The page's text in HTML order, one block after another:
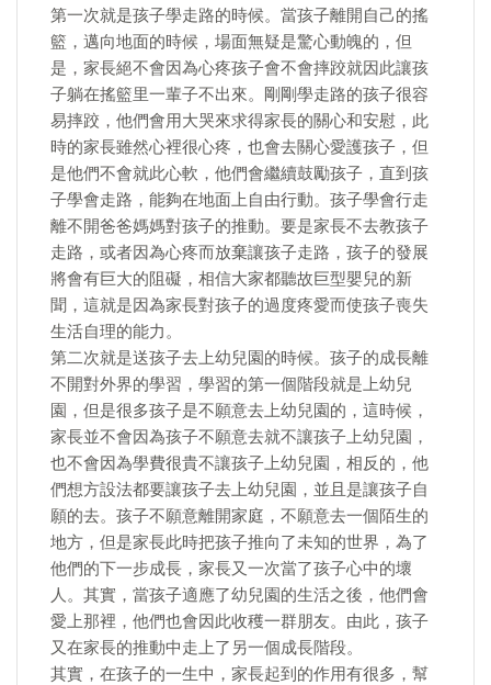
第一次就是孩子學走路的時候。當孩子離開自己的搖
籃，邁向地面的時候，場面無疑是驚心動魄的，但
是，家長絕不會因為心疼孩子會不會摔跤就因此讓孩
子躺在搖籃里一輩子不出來。剛剛學走路的孩子很容
易摔跤，他們會用大哭來求得家長的關心和安慰，此
時的家長雖然心裡很心疼，也會去關心愛護孩子，但
是他們不會就此心軟，他們會繼續鼓勵孩子，直到孩
子學會走路，能夠在地面上自由行動。孩子學會行走
離不開爸爸媽媽對孩子的推動。要是家長不去教孩子
走路，或者因為心疼而放棄讓孩子走路，孩子的發展
將會有巨大的阻礙，相信大家都聽故巨型嬰兒的新
聞，這就是因為家長對孩子的過度疼愛而使孩子喪失
生活自理的能力。
​第二次就是送孩子去上幼兒園的時候。孩子的成長離
不開對外界的學習，學習的第一個階段就是上幼兒
園，但是很多孩子是不願意去上幼兒園的，這時候，
家長並不會因為孩子不願意去就不讓孩子上幼兒園，
也不會因為學費很貴不讓孩子上幼兒園，相反的，他
們想方設法都要讓孩子去上幼兒園，並且是讓孩子自
願的去。孩子不願意離開家庭，不願意去一個陌生的
地方，但是家長此時把孩子推向了未知的世界，為了
他們的下一步成長，家長又一次當了孩子心中的壞
人。其實，當孩子適應了幼兒園的生活之後，他們會
愛上那裡，他們也會因此收穫一群朋友。由此，孩子
又在家長的推動中走上了另一個成長階段。
​其實，在孩子的一生中，家長起到的作用有很多，幫